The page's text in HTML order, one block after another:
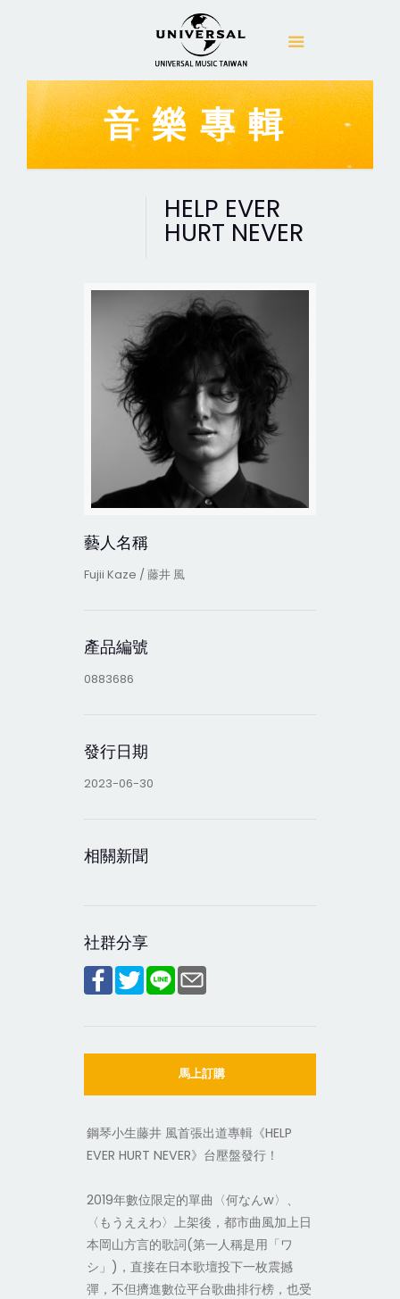
音樂專輯
HELP EVER
HURT NEVER
藝人名稱
Fujii Kaze / 藤井 風
產品編號
0883686
發行日期
2023-06-30
相關新聞
社群分享
馬上訂購
鋼琴小生藤井 風首張出道專輯《HELP
EVER HURT NEVER》台壓盤發行！
2019年數位限定的單曲〈何なんw〉、
〈もうええわ〉上架後，都市曲風加上日
本岡山方言的歌詞(第一人稱是用「ワ
シ」)，直接在日本歌壇投下一枚震撼
彈，不但擠進數位平台歌曲排行榜，也受